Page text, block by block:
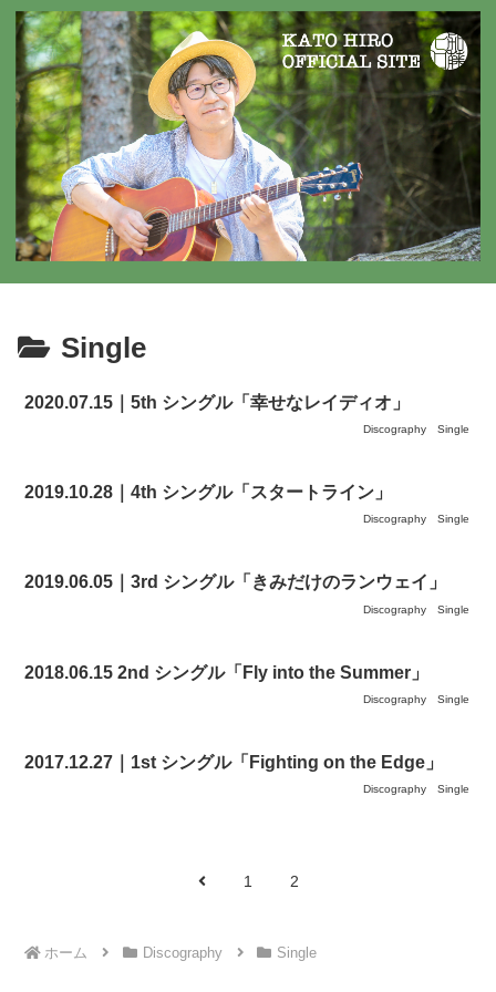
Single
2020.07.15｜5th シングル「幸せなレイディオ」
Discography Single
2019.10.28｜4th シングル「スタートライン」
Discography Single
2019.06.05｜3rd シングル「きみだけのランウェイ」
Discography Single
2018.06.15 2nd シングル「Fly into the Summer」
Discography Single
2017.12.27｜1st シングル「Fighting on the Edge」
Discography Single
前 1 2
ホーム Discography Single